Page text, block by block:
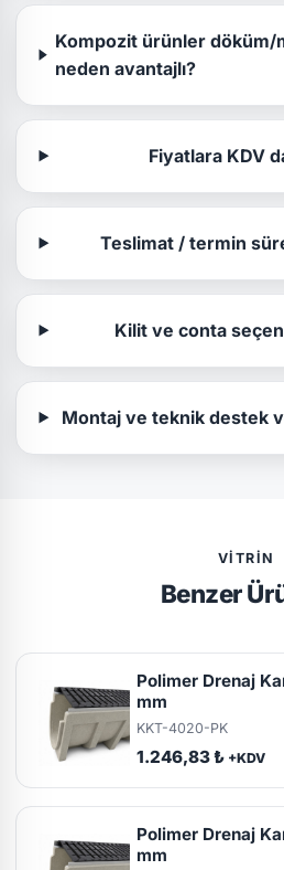
Kompozit ürünler döküm/
neden avantajlı?
Fiyatlara KDV
Teslimat / termin
Kilit ve conta
Montaj ve teknik destek
VITRIN
Benzer
Polimer Drenaj
mm
KKT-4020-PK
1.246,83 ₺ +KDV
Polimer Drenaj
mm